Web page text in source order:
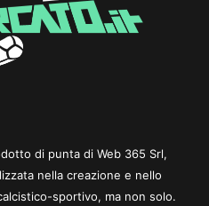
di punta di Web 365 Srl,
nella creazione e nello
sportivo, ma non solo.